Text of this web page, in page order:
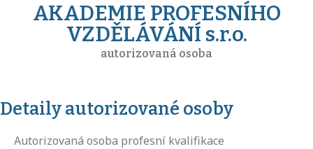
AKADEMIE PROFESNÍHO
VZDĚLÁVÁNÍ s.r.o.
autorizovaná osoba
Detaily autorizované osoby
Autorizovaná osoba profesní kvalifikace